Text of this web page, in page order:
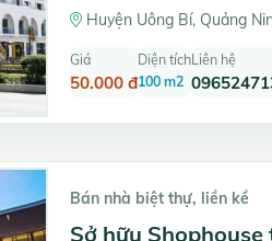
Huyện Uông Bí, Quảng
Giá
50.000 đ
Diện tích
100 m2
Liên hệ
Bán nhà biệt thự, liền kề
Sở hữu